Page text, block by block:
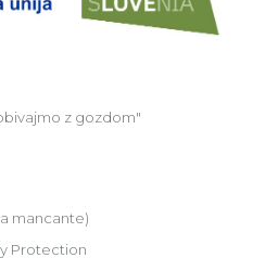
z gozdom"
mancante)
Protection